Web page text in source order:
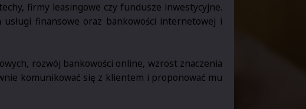
firmy leasingowe czy fundusze inwestycyjne.
finansowe oraz bankowości internetowej i
rozwój bankowości online, wzrost znaczenia
komunikować się z klientem i proponować mu